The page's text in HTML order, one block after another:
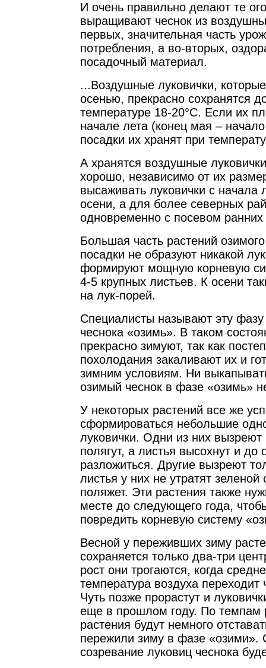
И очень правильно делают те
выращивают чеснок из
первых, значительная часть
потребления, а во-вторых,
посадочный материал.
...Воздушные луковички,
осенью, прекрасно сохранятся
температуре 18-20°С. Если их
начале лета (конец мая –
посадки их хранят при
А хранятся воздушные
хорошо, независимо от их
высаживать луковички с начала
осени, а для более северных
одновременно с посевом
Большая часть растений
посадки не образуют никакой
формируют мощную корневую
4-5 крупных листьев. К осени
на лук-порей.
Специалисты называют эту фазу
чеснока «озимь». В таком
прекрасно зимуют, так как
похолодания закаливают их и
зимним условиям. Ни
озимый чеснок в фазе «озимь»
У некоторых растений все же
сформироваться небольшие
луковички. Одни из них вызреют
полягут, а листья высохнут и до
разложиться. Другие вызреют
листья у них не утратят зеленой
поляжет. Эти растения также
месте до следующего года,
повредить корневую систему
Весной у переживших зиму
сохраняется только два-три
рост они трогаются, когда
температура воздуха переходит
Чуть позже прорастут и
еще в прошлом году. По темпам
растения будут немного
пережили зиму в фазе «озими».
созревание луковиц чеснока